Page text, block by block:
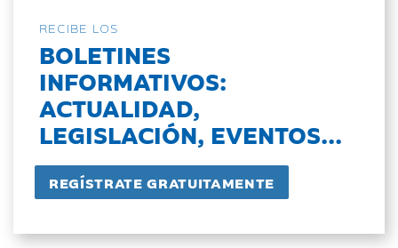
RECIBE LOS
BOLETINES
INFORMATIVOS:
ACTUALIDAD,
LEGISLACIÓN, EVENTOS...